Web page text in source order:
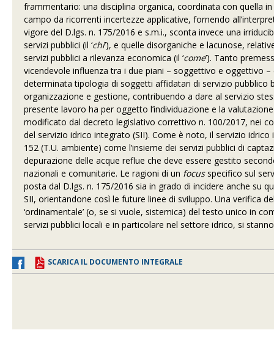
frammentario: una disciplina organica, coordinata con quella
campo da ricorrenti incertezze applicative, fornendo
vigore del D.lgs. n. 175/2016 e s.m.i., sconta invece una
servizi pubblici (il ‘chi’), e quelle disorganiche e lacunose,
servizi pubblici a rilevanza economica (il ‘come’). Tanto
vicendevole influenza tra i due piani – soggettivo e oggettivo
determinata tipologia di soggetti affidatari di servizio
organizzazione e gestione, contribuendo a dare al servizio
presente lavoro ha per oggetto l’individuazione e la
modificato dal decreto legislativo correttivo n. 100/2017, nei
del servizio idrico integrato (SII). Come è noto, il servizio
152 (T.U. ambiente) come l’insieme dei servizi pubblici di
depurazione delle acque reflue che deve essere gestito
nazionali e comunitarie. Le ragioni di un focusspecifico sul
posta dal D.lgs. n. 175/2016 sia in grado di incidere anche su
SII, orientandone così le future linee di sviluppo. Una verifica
‘ordinamentale’ (o, se si vuole, sistemica) del testo unico in
servizi pubblici locali e in particolare nel settore idrico, si
SCARICA IL DOCUMENTO INTEGRALE